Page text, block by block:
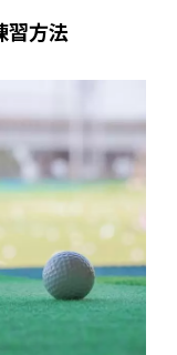
習方法